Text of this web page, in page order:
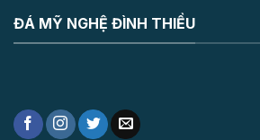
ĐÁ MỸ NGHỆ ĐÌNH THIỀU